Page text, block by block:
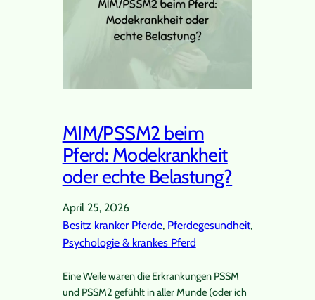
MIM/PSSM2 beim
Pferd: Modekrankheit
oder echte Belastung?
April 25, 2026
Besitz kranker Pferde, Pferdegesundheit,
Psychologie & krankes Pferd
Eine Weile waren die Erkrankungen PSSM
und PSSM2 gefühlt in aller Munde (oder ich